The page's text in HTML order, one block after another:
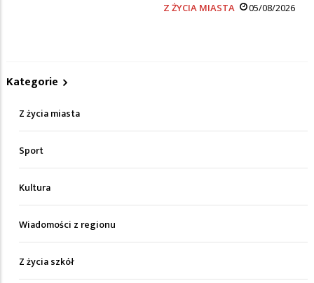
Z ŻYCIA MIASTA 05/08/2026
Kategorie
Z życia miasta
Sport
Kultura
Wiadomości z regionu
Z życia szkół